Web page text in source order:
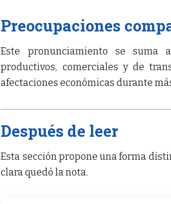
Preocupaciones
Este pronunciamiento se suma
productivos, comerciales y de
afectaciones económicas durante
Después de leer
Esta sección propone una forma
clara quedó la nota.